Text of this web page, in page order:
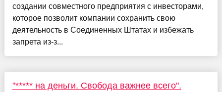
создании совместного предприятия с инвесторами,
которое позволит компании сохранить свою
деятельность в Соединенных Штатах и ​​избежать
запрета из-з...
"***** на деньги. Свобода важнее всего".